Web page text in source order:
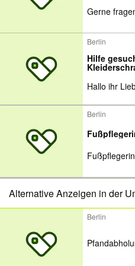
Gerne
Berlin
Hilfe
Hallo ihr
Berlin
Alternative Anzeigen in der
Berlin